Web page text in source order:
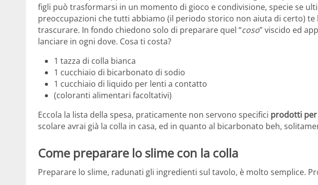
figli può trasformarsi in un momento di gioco e condivisione, specie se
preoccupazioni che tutti abbiamo (il periodo storico non aiuta di certo)
trascurare. In fondo chiedono solo di preparare quel “coso” viscido ed
lanciare in ogni dove. Cosa ti costa?
1 tazza di colla bianca
1 cucchiaio di bicarbonato di sodio
1 cucchiaio di liquido per lenti a contatto
(coloranti alimentari facoltativi)
Eccola la lista della spesa, praticamente non servono specifici prodotti
scolare avrai già la colla in casa, ed in quanto al bicarbonato beh,
Come preparare lo slime con la colla
Preparare lo slime, radunati gli ingredienti sul tavolo, è molto semplice.